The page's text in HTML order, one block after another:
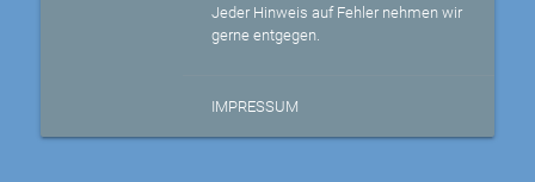
Jeder Hinweis auf Fehler nehmen wir
gerne entgegen.
IMPRESSUM